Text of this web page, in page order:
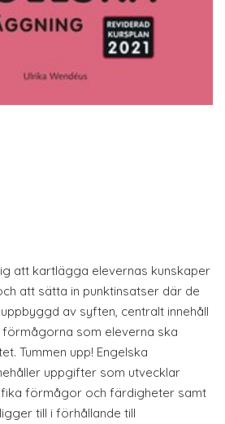
att kartlägga elevernas kunskaper
att sätta in punktinsatser där de
av syften, centralt innehåll
som eleverna ska
Tummen upp! Engelska
uppgifter som utvecklar
förmågor och färdigheter samt
till i förhållande till